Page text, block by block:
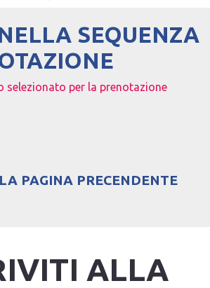
SEQUENZA
selezionato per la prenotazione
PAGINA PRECENDENTE
ALLA